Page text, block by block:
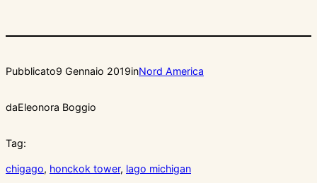
Pubblicato9 Gennaio 2019inNord America
daEleonora Boggio
Tag:
chigago, honckok tower, lago michigan